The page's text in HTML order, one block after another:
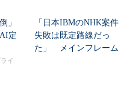
」
定
イ
「日本IBMのNHK案件
失敗は既定路線だっ
た」 メインフレーム